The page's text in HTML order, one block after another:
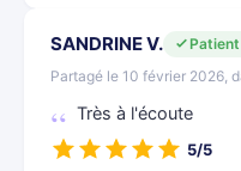
SANDRINE V.
Partagé le 10 février 2026,
Très à l'écoute
5/5